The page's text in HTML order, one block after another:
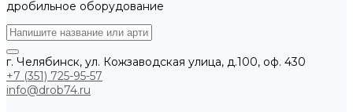
дробильное оборудование
г. Челябинск, ул. Кожзаводская улица, д.100, оф. 430
+7 (351) 725-95-57
info@drob74.ru